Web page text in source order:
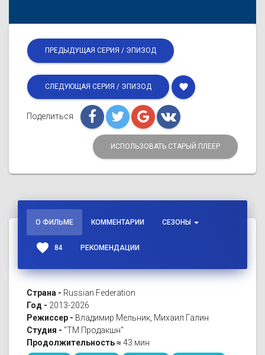
ПРЕДЫДУЩАЯ СЕРИЯ / ЭПИЗОД
СЛЕДУЮЩАЯ СЕРИЯ / ЭПИЗОД favorite
Поделиться
ИСПОЛЬЗОВАТЬ СТАРЫЙ ПЛЕЕР
О ФИЛЬМЕ КОММЕНТАРИИ СЕЗОНЫ
favorite 84 РЕКОМЕНДАЦИИ
Страна - Russian Federation
Год - 2013-2026
Режиссер - Владимир Мельник, Михаил Галин
Студия - "ТМ Продакшн"
Продолжительность ≈ 43 мин